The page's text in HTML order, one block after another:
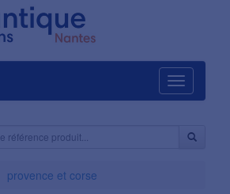
Navigation
provence et corse